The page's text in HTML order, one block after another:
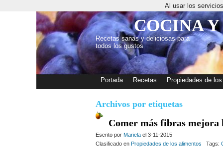
COCINA
Recetas sanas y deliciosas para
todos los gustos
Portada Recetas Propiedades de
Archivos por etiquetas
Comer más fibras mejora
Escrito por Mariela el 3-11-2015
Clasificado en Propiedades de los alimentos Tags:
Al usar los